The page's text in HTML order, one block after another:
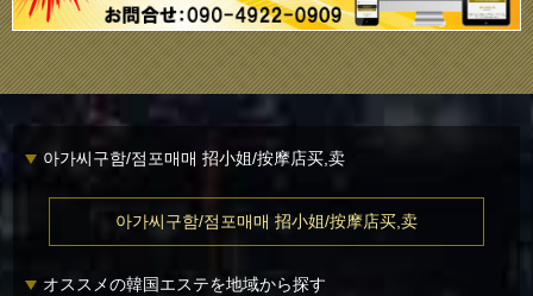
아가씨구함/점포매매 招小姐/按摩店买,卖
아가씨구함/점포매매 招小姐/按摩店买,卖
オススメの韓国エステを地域から探す